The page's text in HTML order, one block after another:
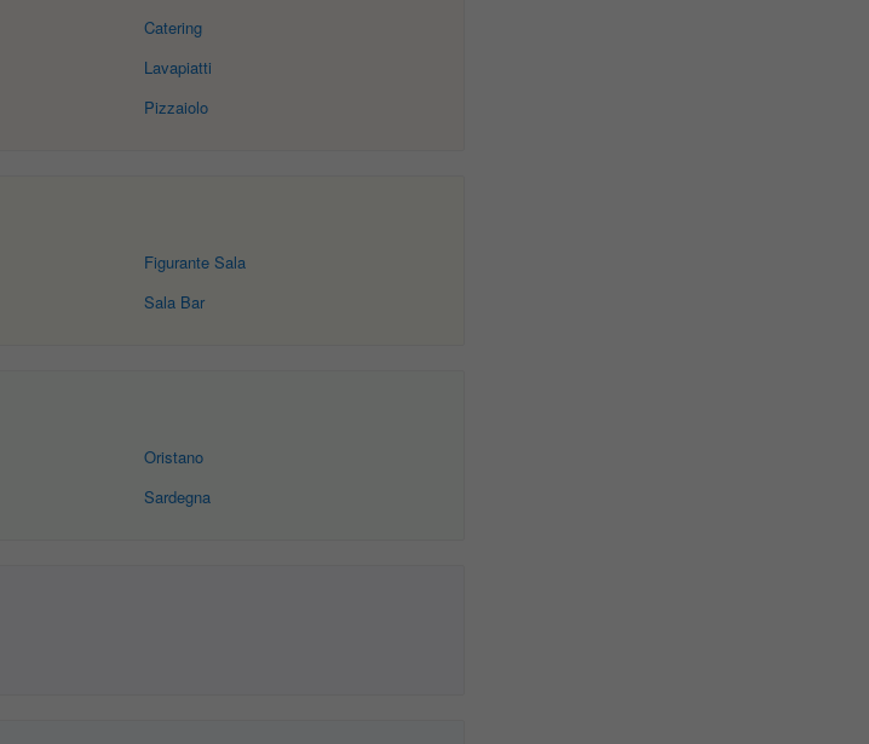
Catering
Lavapiatti
Pizzaiolo
Figurante Sala
Sala Bar
Oristano
Sardegna